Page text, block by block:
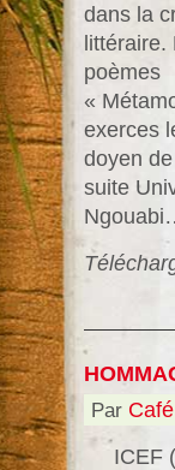
dans la
poèmes
«
exerces
doyen
suite
Par
ICEF